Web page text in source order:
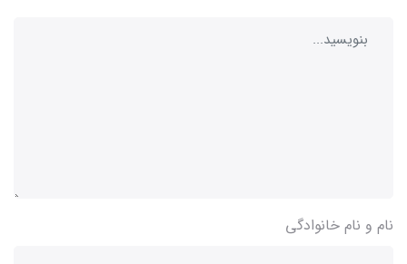
نام و نام خانوادگی